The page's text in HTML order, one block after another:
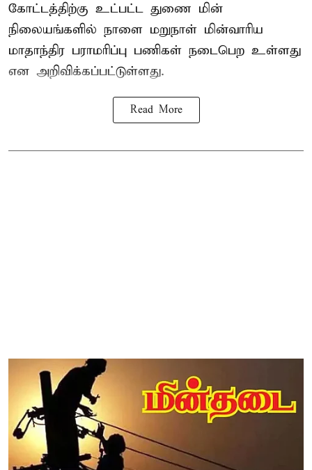
கோட்டத்திற்கு உட்பட்ட துணை மின்
நிலையங்களில் நாளை மறுநாள் மின்வாரிய
மாதாந்திர பராமரிப்பு பணிகள் நடைபெற உள்ளது
என அறிவிக்கப்பட்டுள்ளது.
Read More